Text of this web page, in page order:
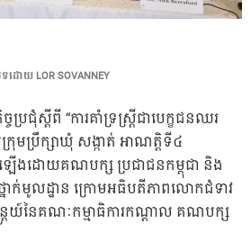
ទដោយ LOR SOVANNEY
ប្រជុំស្តីពី “ការគាំទ្រស្រ្តីជាបេក្ខជនឈរ
រុមប្រឹក្សាឃុំ សង្កាត់ អាណត្តិទី៤
ឡើងដោយគណបក្ស ប្រជាជនកម្ពុជា និង
ថ្នាក់មូលដ្ឋាន ក្រោមអធិបតីភាពលោកជំទាវ
យ៍នៃគណៈកម្មាធិការកណ្តាល គណបក្ស